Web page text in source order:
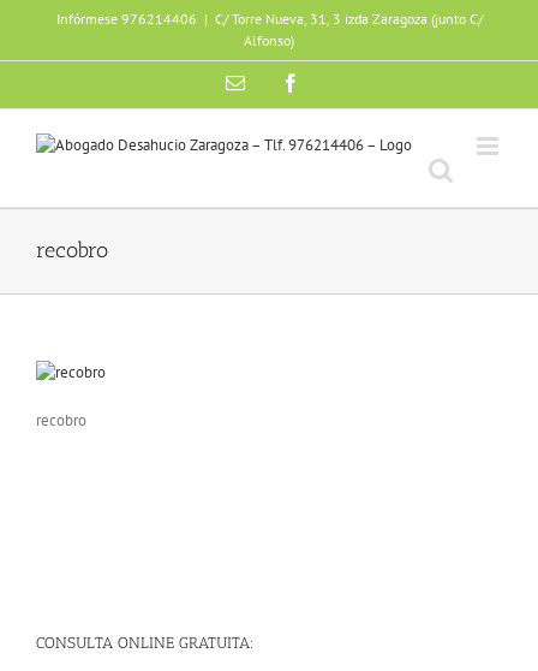
content
Infórmese 976214406 | C/ Torre Nueva, 31, 3 izda Zaragoza (junto C/
Alfonso)
Email
recobro
recobro
CONSULTA ONLINE GRATUITA: